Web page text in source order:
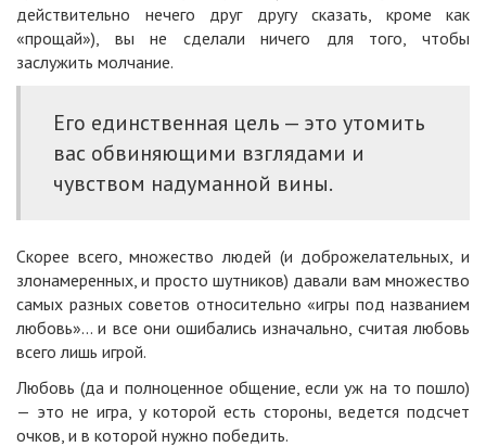
действительно нечего друг другу сказать, кроме как
«прощай»), вы не сделали ничего для того, чтобы
заслужить молчание.
Его единственная цель — это утомить
вас обвиняющими взглядами и
чувством надуманной вины.
Скорее всего, множество людей (и доброжелательных, и
злонамеренных, и просто шутников) давали вам множество
самых разных советов относительно «игры под названием
любовь»… и все они ошибались изначально, считая любовь
всего лишь игрой.
Любовь (да и полноценное общение, если уж на то пошло)
— это не игра, у которой есть стороны, ведется подсчет
очков, и в которой нужно победить.